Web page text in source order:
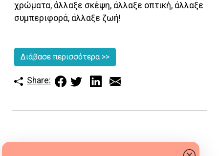
χρώματα, άλλαξε σκέψη, άλλαξε οπτική, άλλαξε
συμπεριφορά, άλλαξε ζωή!
Διάβασε περισσότερα >>
Share: